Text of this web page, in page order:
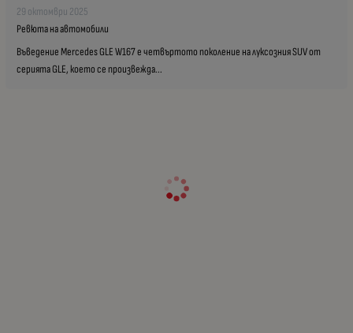
29 октомври 2025
Ревюта на автомобили
Въведение Mercedes GLE W167 е четвъртото поколение на луксозния SUV от
серията GLE, което се произвежда...